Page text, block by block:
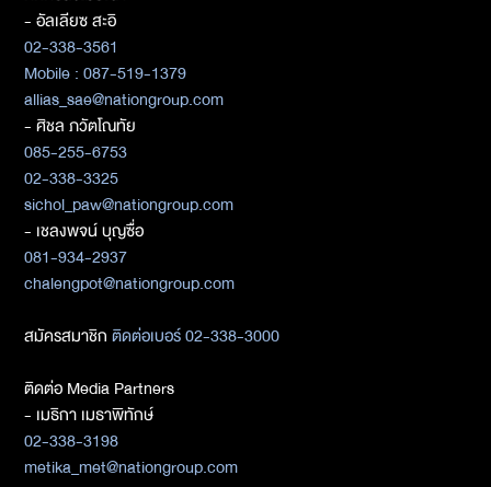
- อัลเลียซ สะอิ
02-338-3561
Mobile : 087-519-1379
allias_sae@nationgroup.com
- ศิชล ภวัตโณทัย
085-255-6753
02-338-3325
sichol_paw@nationgroup.com
- เชลงพจน์ บุญซื่อ
081-934-2937
chalengpot@nationgroup.com
สมัครสมาชิกติดต่อเบอร์ 02-338-3000
ติดต่อ Media Partners
- เมธิกา เมธาพิทักษ์
02-338-3198
metika_met@nationgroup.com